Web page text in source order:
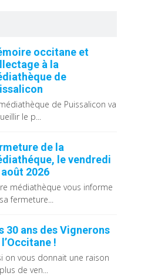
occitane et
à la
de
de Puissalicon va
le p...
de la
le vendredi
août 2026
médiathèque vous informe
fermeture...
30 ans des Vignerons
!
on vous donnait une raison
de ven...